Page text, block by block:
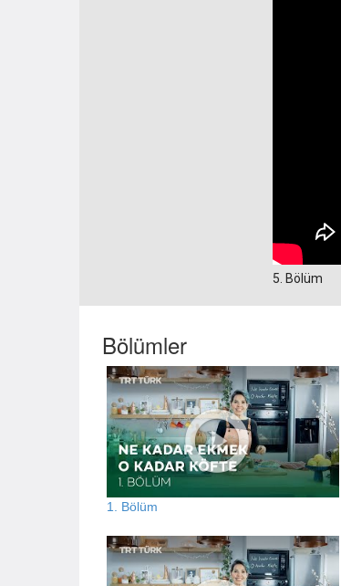
5. Bölüm
Bölümler
1. Bölüm